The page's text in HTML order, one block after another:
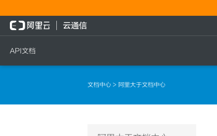
API文档
文档中心 > 阿里大于文档中心